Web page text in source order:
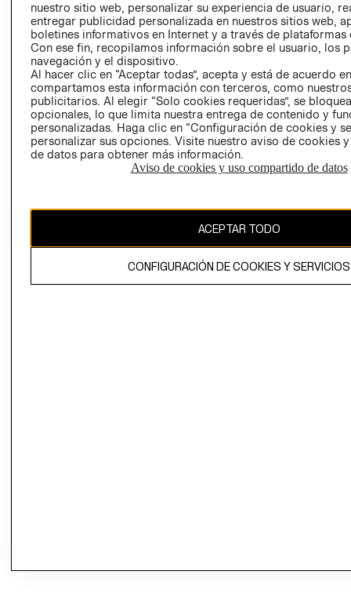
RECLAMOS
Colombia ($)
CAMBIAR REGIÓN
propiedad de H&M Hennes & Mauritz AB.
nuestro sitio web, personalizar su experiencia de usuario,
entregar publicidad personalizada en nuestros sitios web,
boletines informativos en Internet y a través de plataformas
Con ese fin, recopilamos información sobre el usuario, los
navegación y el dispositivo.
Al hacer clic en “Aceptar todas”, acepta y está de acuerdo
compartamos esta información con terceros, como
publicitarios. Al elegir “Solo cookies requeridas”, se
opcionales, lo que limita nuestra entrega de contenido y
personalizadas. Haga clic en “Configuración de cookies y
personalizar sus opciones. Visite nuestro aviso de cookies
de datos para obtener más información.
Aviso de cookies y uso compartido de datos
ACEPTAR TODO
CONFIGURACIÓN DE COOKIES Y SERVICIOS